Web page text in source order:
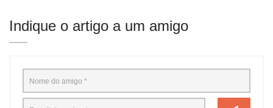
Indique o artigo a um amigo